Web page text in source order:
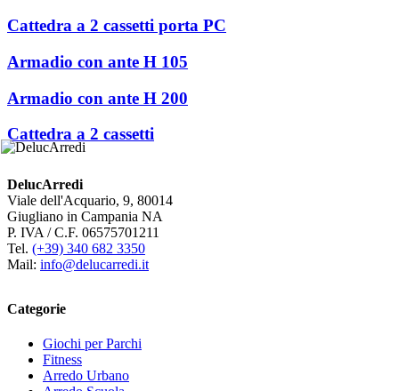
Cattedra a 2 cassetti porta PC
Armadio con ante H 105
Armadio con ante H 200
Cattedra a 2 cassetti
DelucArredi
Viale dell'Acquario, 9, 80014
Giugliano in Campania NA
P. IVA / C.F. 06575701211
Tel. (+39) 340 682 3350
Mail: info@delucarredi.it
Categorie
Giochi per Parchi
Fitness
Arredo Urbano